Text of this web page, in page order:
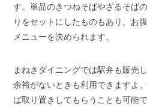
す。単品のきつねそばやざるそば
りをセットにしたものもあり、お
メニューを決められます。
まねきダイニングでは駅弁も販売
余裕がないときも利用できますよ
ば取り置きしてもらうことも可能